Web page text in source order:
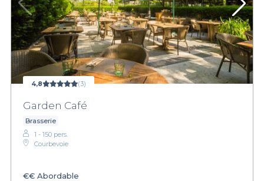
4,8 (3)
Garden Café
Brasserie
1 - 150 pers.
Courbevoie
€€ Abordable